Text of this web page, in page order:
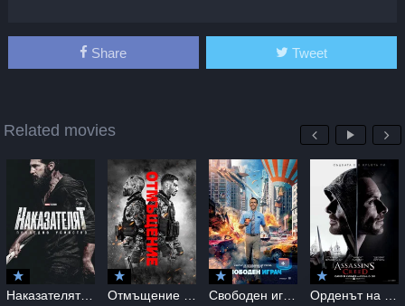
Share Tweet
Related movies
Наказателят: Последно убийство / The Punisher: One Last Kill (2026)